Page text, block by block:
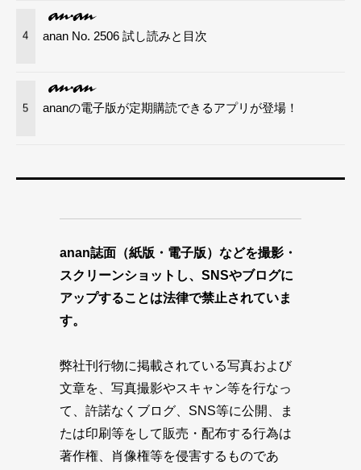
4 anan No. 2506 試し読みと目次
5 ananの電子版が定期購読できるアプリが登場！
anan誌面（紙版・電子版）などを撮影・
スクリーンショットし、SNSやブログに
アップすることは法律で禁止されていま
す。
弊社刊行物に掲載されている写真および
文章を、写真撮影やスキャン等を行なっ
て、許諾なくブログ、SNS等に公開、ま
たは印刷等をして販売・配布する行為は
著作権、肖像権等を侵害するものであ